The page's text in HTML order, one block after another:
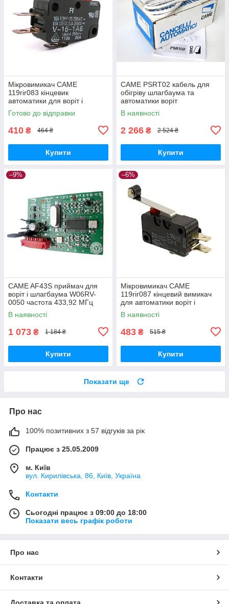
Мікровимикач CAME
119rir083 кінцевик
автоматики для воріт і
шлагбаум
Готово до відправки
410 ₴ 464 ₴
Купити
CAME PSRT02 кабель для
обігріву шлагбаума та
автоматики воріт
В наявності
2 266 ₴ 2 524 ₴
Купити
–9%
CAME AF43S приймач для
воріт і шлагбаума W06RV-
0050 частота 433,92 МГц
В наявності
1 073 ₴ 1 184 ₴
Купити
–6%
Мікровимикач CAME
119rir087 кінцевий вимикач
для автоматики воріт і
шлагбауму
В наявності
483 ₴ 515 ₴
Купити
Показати ще
Про нас
100% позитивних з 57 відгуків за рік
Працює з 25.05.2009
м. Київ
вул. Кирилівська, 86, Київ, Україна
Контакти
Сьогодні працює з 09:00 до 18:00
Показати весь графік роботи
Про нас
Контакти